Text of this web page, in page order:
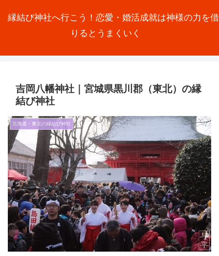
縁結び神社へ行こう！恋愛・婚活成就は神様の力を借
りるとうまくいく
吉岡八幡神社｜宮城県黒川郡（東北）の縁
結び神社
北海道・東北の縁結び神社